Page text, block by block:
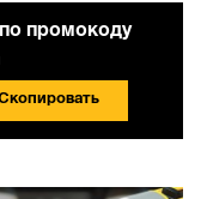
промокоду